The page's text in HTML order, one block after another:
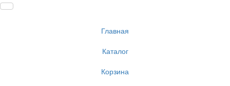
Главная
Каталог
Корзина